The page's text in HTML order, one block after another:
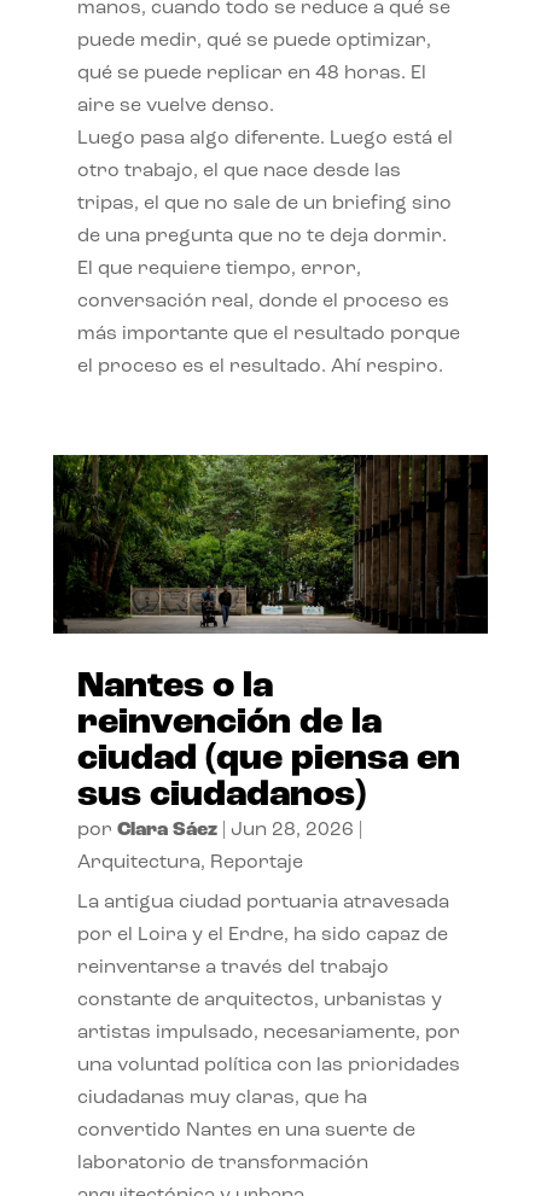
manos, cuando todo se reduce a qué se
puede medir, qué se puede optimizar,
qué se puede replicar en 48 horas. El
aire se vuelve denso.
Luego pasa algo diferente. Luego está el
otro trabajo, el que nace desde las
tripas, el que no sale de un briefing sino
de una pregunta que no te deja dormir.
El que requiere tiempo, error,
conversación real, donde el proceso es
más importante que el resultado porque
el proceso es el resultado. Ahí respiro.
Nantes o la
reinvención de la
ciudad (que piensa en
sus ciudadanos)
por Clara Sáez| Jun 28, 2026
Arquitectura, Reportaje
La antigua ciudad portuaria atravesada
por el Loira y el Erdre, ha sido capaz de
reinventarse a través del trabajo
constante de arquitectos, urbanistas y
artistas impulsado, necesariamente, por
una voluntad política con las prioridades
ciudadanas muy claras, que ha
convertido Nantes en una suerte de
laboratorio de transformación